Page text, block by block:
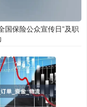
国保险公众宣传日”及职